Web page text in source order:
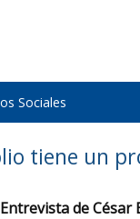
Sociales
tiene un
de César